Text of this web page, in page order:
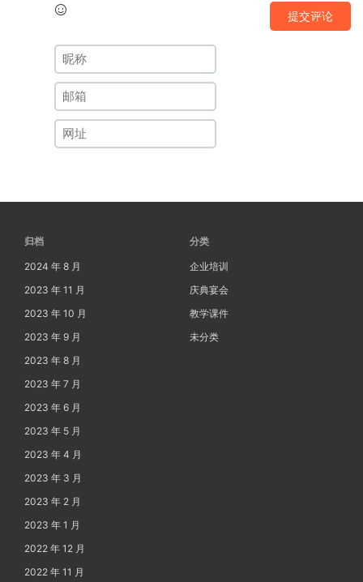
提交评论
归档
2024 年 8 月
2023 年 11 月
2023 年 10 月
2023 年 9 月
2023 年 8 月
2023 年 7 月
2023 年 6 月
2023 年 5 月
2023 年 4 月
2023 年 3 月
2023 年 2 月
2023 年 1 月
2022 年 12 月
2022 年 11 月
分类
企业培训
庆典宴会
教学课件
未分类